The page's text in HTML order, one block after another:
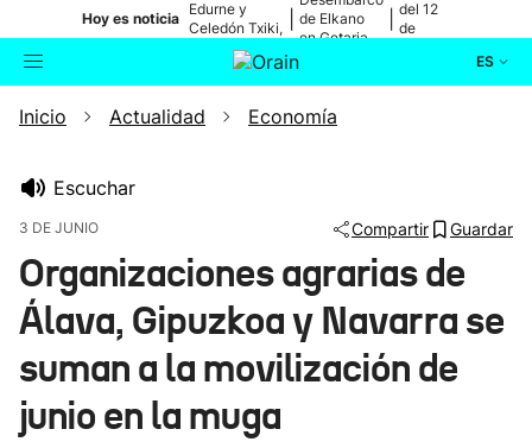
Hoy es noticia
Edurne y
Celedón Txiki,
en directo
de Elkano
en Getaria
del 12
de
ES
Buscador Actualidad
Ikusmiran
Eguraldia
Inicio Actualidad Economía
Escuchar
3 DE JUNIO Compartir Guardar
Organizaciones agrarias de
Álava, Gipuzkoa y Navarra se
suman a la movilización de
junio en la muga